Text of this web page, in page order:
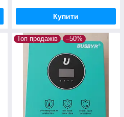
Купити
Топ продажів –50%